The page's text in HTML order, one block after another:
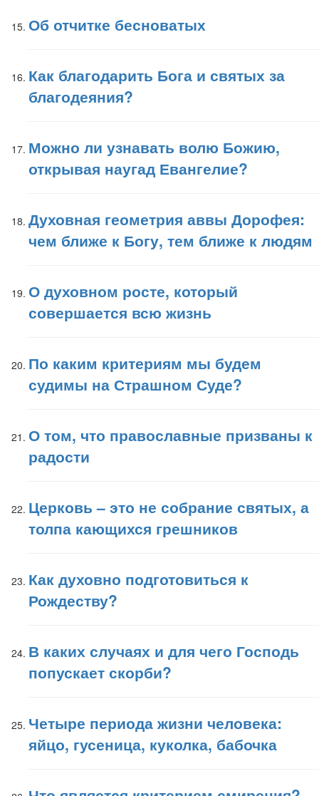
Об отчитке бесноватых
Как благодарить Бога и святых за
благодеяния?
Можно ли узнавать волю Божию,
открывая наугад Евангелие?
Духовная геометрия аввы Дорофея:
чем ближе к Богу, тем ближе к людям
О духовном росте, который
совершается всю жизнь
По каким критериям мы будем
судимы на Страшном Суде?
О том, что православные призваны к
радости
Церковь – это не собрание святых, а
толпа кающихся грешников
Как духовно подготовиться к
Рождеству?
В каких случаях и для чего Господь
попускает скорби?
Четыре периода жизни человека:
яйцо, гусеница, куколка, бабочка